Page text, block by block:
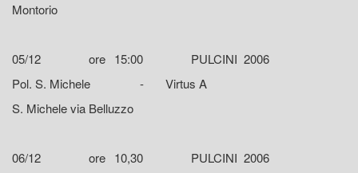
Montorio
05/12 ore 15:00
PULCINI 2006
Pol. S. Michele
-
Virtus A
S. Michele via Belluzzo
06/12 ore 10,30
PULCINI 2006